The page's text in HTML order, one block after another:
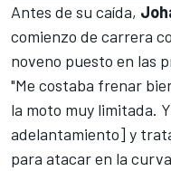
Antes de su caída,
comienzo de carrera
noveno puesto en las
"Me costaba frenar
la moto muy limitada.
adelantamiento] y
para atacar en la